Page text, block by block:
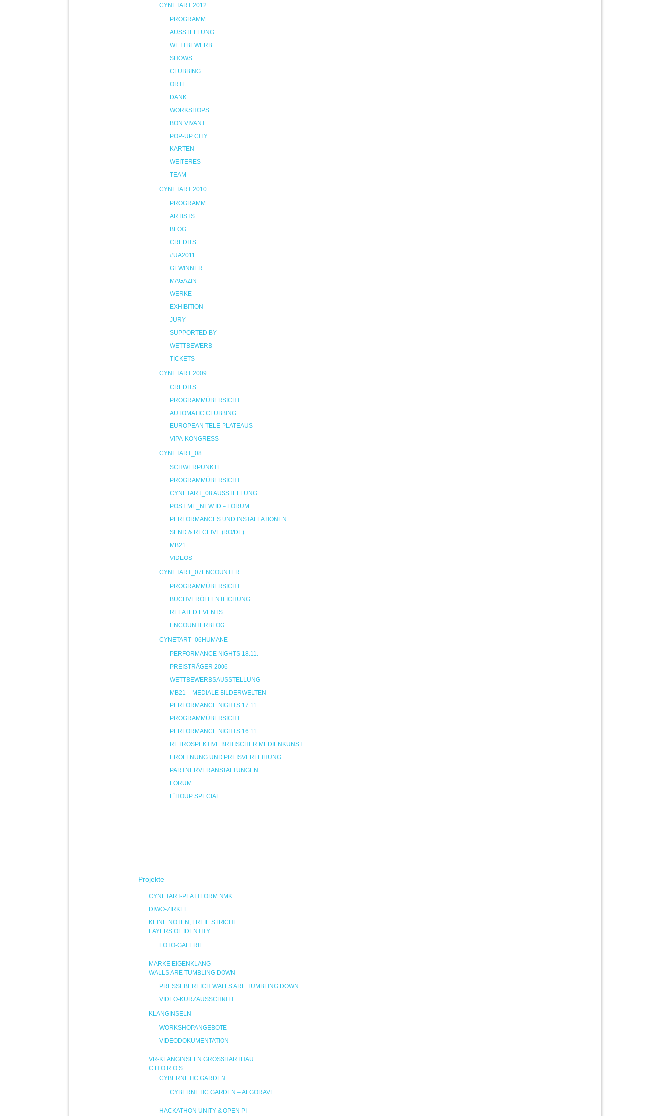
CYNETART 2012
PROGRAMM
AUSSTELLUNG
WETTBEWERB
SHOWS
CLUBBING
ORTE
DANK
WORKSHOPS
BON VIVANT
POP-UP CITY
KARTEN
WEITERES
TEAM
CYNETART 2010
PROGRAMM
ARTISTS
BLOG
CREDITS
#UA2011
GEWINNER
MAGAZIN
WERKE
EXHIBITION
JURY
SUPPORTED BY
WETTBEWERB
TICKETS
CYNETART 2009
CREDITS
PROGRAMMÜBERSICHT
AUTOMATIC CLUBBING
EUROPEAN TELE-PLATEAUS
VIPA-KONGRESS
CYNETART_08
SCHWERPUNKTE
PROGRAMMÜBERSICHT
CYNETART_08 AUSSTELLUNG
POST ME_NEW ID – FORUM
PERFORMANCES UND INSTALLATIONEN
SEND & RECEIVE (RO/DE)
MB21
VIDEOS
CYNETART_07ENCOUNTER
PROGRAMMÜBERSICHT
BUCHVERÖFFENTLICHUNG
RELATED EVENTS
ENCOUNTERBLOG
CYNETART_06HUMANE
PERFORMANCE NIGHTS 18.11.
PREISTRÄGER 2006
WETTBEWERBSAUSSTELLUNG
MB21 – MEDIALE BILDERWELTEN
PERFORMANCE NIGHTS 17.11.
PROGRAMMÜBERSICHT
PERFORMANCE NIGHTS 16.11.
RETROSPEKTIVE BRITISCHER MEDIENKUNST
ERÖFFNUNG UND PREISVERLEIHUNG
PARTNERVERANSTALTUNGEN
FORUM
L`HOUP SPECIAL
Projekte
CYNETART-PLATTFORM NMK
DIWO-ZIRKEL
KEINE NOTEN, FREIE STRICHE
LAYERS OF IDENTITY
FOTO-GALERIE
MARKE EIGENKLANG
WALLS ARE TUMBLING DOWN
PRESSEBEREICH WALLS ARE TUMBLING DOWN
VIDEO-KURZAUSSCHNITT
KLANGINSELN
WORKSHOPANGEBOTE
VIDEODOKUMENTATION
VR-KLANGINSELN GROSSHARTHAU
C H O R O S
CYBERNETIC GARDEN
CYBERNETIC GARDEN – ALGORAVE
HACKATHON UNITY & OPEN PI